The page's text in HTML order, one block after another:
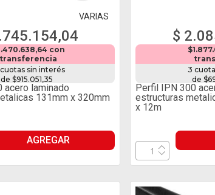
VARIAS
con
transferencia
sin interés
de $915.051,35
acero laminado
131mm x 320mm
AGREGAR
$
3
de
Perfil IPN 300
estructuras
x 12m